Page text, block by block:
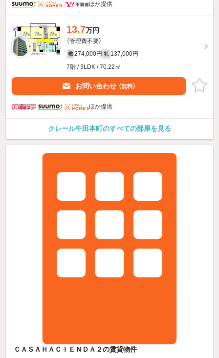
ほか提供
13.7万円
（管理費不要）
敷 274,000円 礼 137,000円
7階 / 3LDK / 70.22㎡
お問い合わせ （無料）
ほか提供
クレール牛田本町のすべての部屋を見る
ＣＡＳＡＨＡＣＩＥＮＤＡ２の賃貸物件